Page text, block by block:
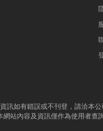
訊如有錯誤或不刊登，請洽本公
網站內容及資訊僅作為使用者查